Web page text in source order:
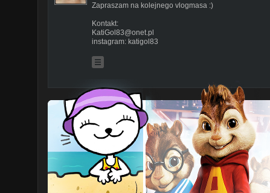
Zapraszam na kolejnego vlogmasa :)
Kontakt:
KatiGol83@onet.pl
instagram: katigol83